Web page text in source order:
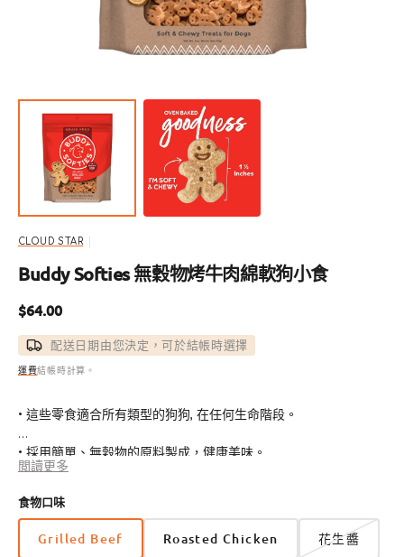
視
中
的
媒
體
檔
案
CLOUD STAR
Buddy Softies 無穀物烤牛肉綿軟狗小食
定
價
$64.00
配送日期由您決定，可於結帳時選擇
運費結帳時計算。
• 這些零食適合所有類型的狗狗, 在任何生命階段。
• 採用簡單、無穀物的原料製成，健康美味。
閲讀更多
食物口味
Grilled Beef Roasted Chicken 花生醬